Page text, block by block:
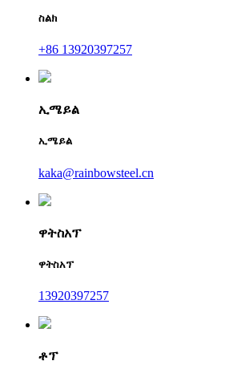
ስልክ
+86 13920397257
ኢሜይል
ኢሜይል
kaka@rainbowsteel.cn
ዋትስአፕ
ዋትስአፕ
13920397257
ቶፕ